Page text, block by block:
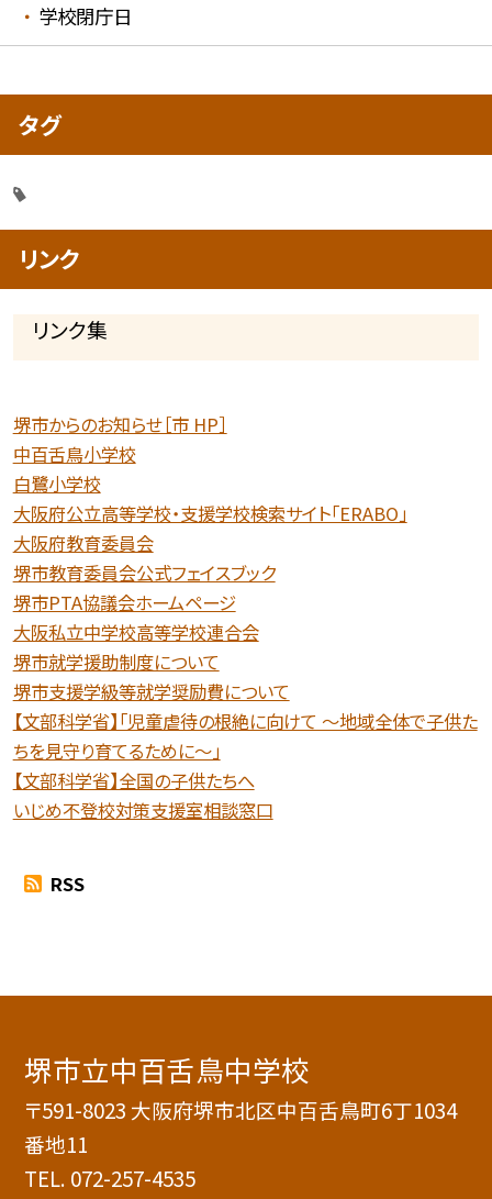
学校閉庁日
タグ
リンク
リンク集
堺市からのお知らせ［市 HP］
中百舌鳥小学校
白鷺小学校
大阪府公立高等学校・支援学校検索サイト「ERABO」
大阪府教育委員会
堺市教育委員会公式フェイスブック
堺市PTA協議会ホームページ
大阪私立中学校高等学校連合会
堺市就学援助制度について
堺市支援学級等就学奨励費について
【文部科学省】「児童虐待の根絶に向けて 〜地域全体で子供た
ちを見守り育てるために〜」
【文部科学省】全国の子供たちへ
いじめ不登校対策支援室相談窓口
RSS
堺市立中百舌鳥中学校
〒591-8023 大阪府堺市北区中百舌鳥町6丁1034
番地11
TEL. 072-257-4535